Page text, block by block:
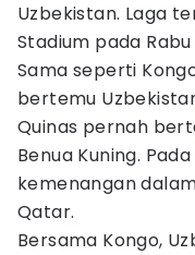
Uzbekistan. Laga
Stadium pada
Sama seperti
bertemu
Quinas pernah
Benua Kuning.
kemenangan
Qatar.
Bersama Kongo,